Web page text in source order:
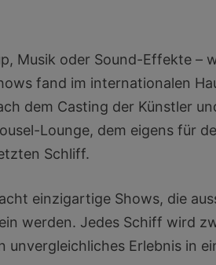
Musik oder Sound-Effekte –
fand im internationalen
dem Casting der Künstler
Lounge, dem eigens für
Schliff.
einzigartige Shows, die
werden. Jedes Schiff wird
unvergleichliches Erlebnis in